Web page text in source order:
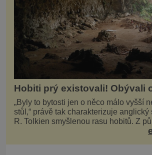
Hobiti prý existovali! Obývali
„Byly to bytosti jen o něco málo vyšší
stůl,“ právě tak charakterizuje anglický
R. Tolkien smyšlenou rasu hobitů. Z půlčíků, jak jim
říká, následně udělá hlavní hrdiny